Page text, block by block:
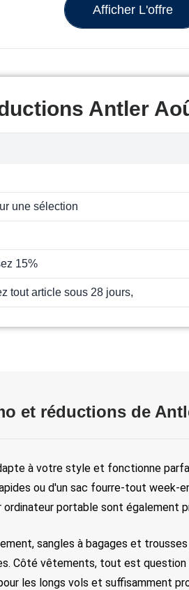
Afficher L'offre
Antler
une sélection
15%
tout article sous 28 jours,
et réductions de
à votre style et fonctionne
ou d'un sac fourre-tout week-
portable sont également
sangles à bagages et
Côté vêtements, tout est
les longs vols et suffisamment